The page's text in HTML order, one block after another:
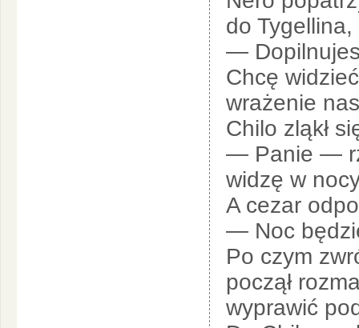
do Tygellina,
—
Chcę
wrażenie
Chilo zląkł
— Panie —
widzę w
A cezar
— Noc
Po czym
począł
wyprawić